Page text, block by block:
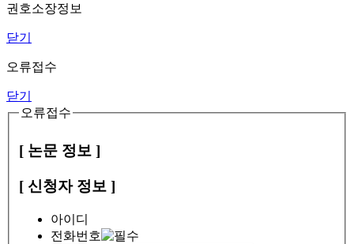
권호소장정보
닫기
오류접수
닫기
오류접수
[ 논문 정보 ]
[ 신청자 정보 ]
아이디
전화번호